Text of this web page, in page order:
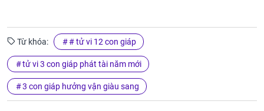
Từ khóa: # tử vi 12 con giáp
tử vi 3 con giáp phát tài năm mới
3 con giáp hưởng vận giàu sang